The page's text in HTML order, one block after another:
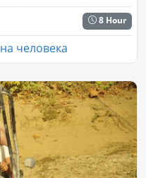
8 Hour
на человека